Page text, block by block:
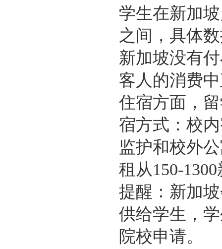
学生在新加
之间，具体
新加坡没有
客人的消费
住宿方面，
宿方式：校
监护和校外
租从150-
提醒：新加
供给学生，
院校申请。